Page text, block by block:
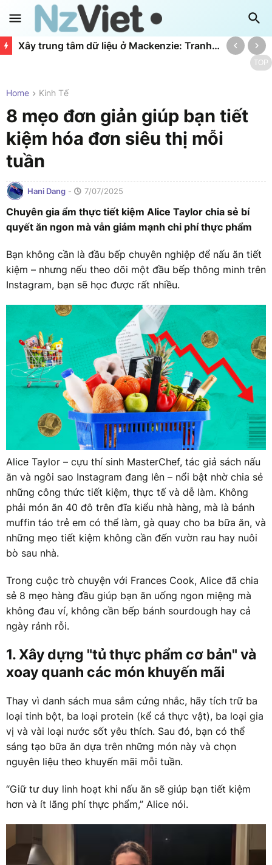
Xây trung tâm dữ liệu ở Mackenzie: Tranh cãi giữa kinh tế và môi trường
TOP
Home Kinh Tế
8 mẹo đơn giản giúp bạn tiết
kiệm hóa đơn siêu thị mỗi
tuần
Hani Dang - 7/07/2025
Chuyên gia ẩm thực tiết kiệm Alice Taylor chia sẻ bí
quyết ăn ngon mà vẫn giảm mạnh chi phí thực phẩm
Bạn không cần là đầu bếp chuyên nghiệp để nấu ăn tiết
kiệm – nhưng nếu theo dõi một đầu bếp thông minh trên
Instagram, bạn sẽ học được rất nhiều.
Alice Taylor – cựu thí sinh MasterChef, tác giả sách nấu
ăn và ngôi sao Instagram đang lên – nổi bật nhờ chia sẻ
những công thức tiết kiệm, thực tế và dễ làm. Không
phải món ăn 40 đô trên đĩa kiểu nhà hàng, mà là bánh
muffin táo trẻ em có thể làm, gà quay cho ba bữa ăn, và
những mẹo tiết kiệm không cần đến vườn rau hay nuôi
bò sau nhà.
Trong cuộc trò chuyện với Frances Cook, Alice đã chia
sẻ 8 mẹo hàng đầu giúp bạn ăn uống ngon miệng mà
không đau ví, không cần bếp bánh sourdough hay cả
ngày rảnh rỗi.
1. Xây dựng "tủ thực phẩm cơ bản" và
xoay quanh các món khuyến mãi
Thay vì danh sách mua sắm cứng nhắc, hãy tích trữ ba
loại tinh bột, ba loại protein (kể cả thực vật), ba loại gia
vị và vài loại nước sốt yêu thích. Sau đó, bạn có thể
sáng tạo bữa ăn dựa trên những món này và chọn
nguyên liệu theo khuyến mãi mỗi tuần.
“Giữ tư duy linh hoạt khi nấu ăn sẽ giúp bạn tiết kiệm
hơn và ít lãng phí thực phẩm,” Alice nói.